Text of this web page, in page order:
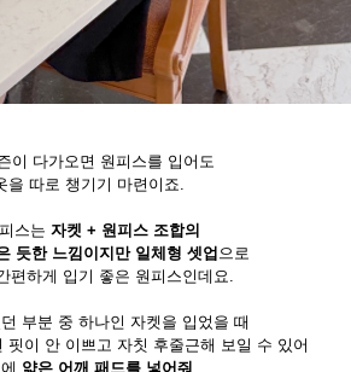
이 다가오면 원피스를 입어도
을 따로 챙기기 마련이죠.
스는 자켓 + 원피스 조합의
듯한 느낌이지만 일체형 셋업 으로
편하게 입기 좋은 원피스인데요.
부분 중 하나인 자켓을 입었을 때
핏이 안 이쁘고 자칫 후줄근해 보일 수 있어
얇은 어깨 패드를 넣어줘